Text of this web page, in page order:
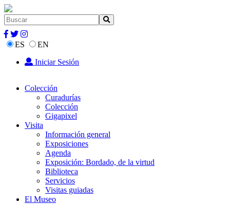
ES
EN
Iniciar Sesión
Colección
Curadurías
Colección
Gigapixel
Visita
Información general
Exposiciones
Agenda
Exposición: Bordado, de la virtud
Biblioteca
Servicios
Visitas guiadas
El Museo